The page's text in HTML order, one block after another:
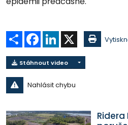
Sdílet Facebook
LinkedIn
Stáhnout video
Nahlásit chybu